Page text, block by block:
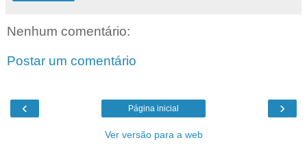
Nenhum comentário:
Postar um comentário
‹ ›
Página inicial
Ver versão para a web